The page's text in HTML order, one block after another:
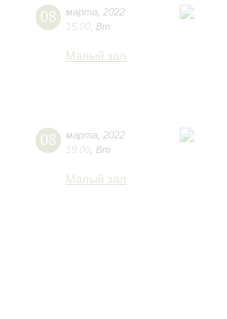
08 марта
2022
15:00 Вт
Малый зал
08 марта
2022
19:00 Вт
Малый зал